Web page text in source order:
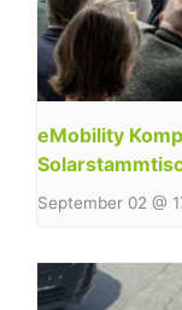
eMobility
September 02 @